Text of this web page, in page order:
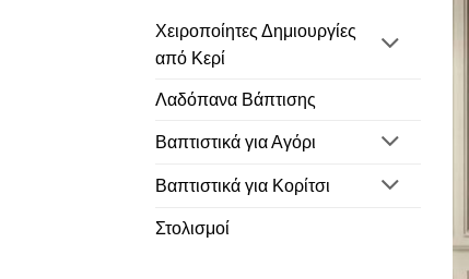
Χειροποίητες Δημιουργίες
από Κερί
Λαδόπανα Βάπτισης
Βαπτιστικά για Αγόρι
Βαπτιστικά για Κορίτσι
Στολισμοί